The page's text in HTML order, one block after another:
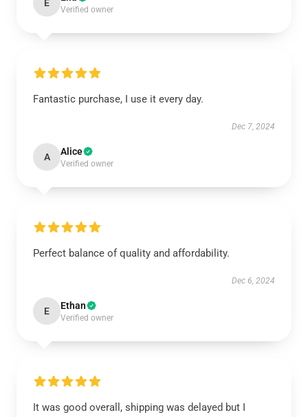
E
Verified owner
Fantastic purchase, I use it every day.
Dec 7, 2024
A Alice
Verified owner
Perfect balance of quality and affordability.
Dec 6, 2024
E Ethan
Verified owner
It was good overall, shipping was delayed but I